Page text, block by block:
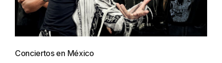
Conciertos en México